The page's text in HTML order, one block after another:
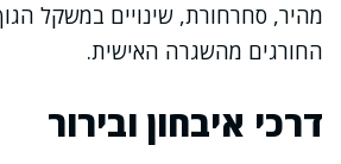
מהיר, סחרחורת, שינויים במשקל
החורגים מהשגרה האישית.
דרכי איבחון ובירור